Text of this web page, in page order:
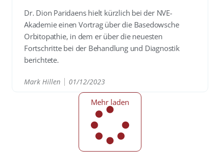
Dr. Dion Paridaens hielt kürzlich bei der NVE-
Akademie einen Vortrag über die Basedowsche
Orbitopathie, in dem er über die neuesten
Fortschritte bei der Behandlung und Diagnostik
berichtete.
Mark Hillen 01/12/2023
Mehr laden